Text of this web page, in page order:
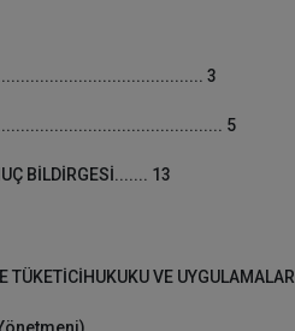
3
5
BİLDİRGESİ....... 13
VE UYGULAMALARI